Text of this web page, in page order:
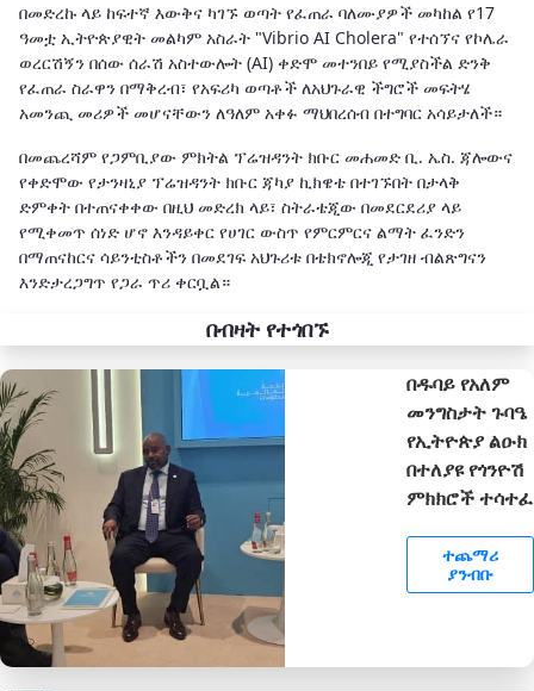
በመድረኩ ላይ ከፍተኛ እውቅና ካገኙ ወጣት የፈጠራ ባለሙያዎች መካከል የ17
ዓመቷ ኢትዮጵያዊት መልካም አስራት "Vibrio AI Cholera" የተሰኘና የኮሌራ
ወረርሽኝን በሰው ሰራሽ አስተውሎት (AI) ቀድሞ መተንበይ የሚያስችል ድንቅ
የፈጠራ ስራዋን በማቅረብ፣ የአፍሪካ ወጣቶች ለአህጉራዊ ችግሮች መፍትሄ
አመንጪ መሪዎች መሆናቸውን ለዓለም አቀፉ ማህበረሰብ በተግባር አሳይታለች።
በመጨረሻም የጋምቢያው ምክትል ፕሬዝዳንት ክቡር መሐመድ ቢ. ኤስ. ጃሎውና
የቀድሞው የታንዛኒያ ፕሬዝዳንት ክቡር ጃካያ ኪክዌቴ በተገኙበት በታላቅ
ድምቀት በተጠናቀቀው በዚህ መድረክ ላይ፣ ስትራቴጂው በመደርደሪያ ላይ
የሚቀመጥ ሰነድ ሆኖ እንዳይቀር የሀገር ውስጥ የምርምርና ልማት ፈንድን
በማጠናከርና ሳይንቲስቶችን በመደገፍ አህጉሪቱ በቴክኖሎጂ የታገዘ ብልጽግናን
እንድታረጋግጥ የጋራ ጥሪ ቀርቧል።
በብዛት የተጎበኙ
በዱባይ የአለም
መንግስታት ጉባዔ
የኢትዮጵያ ልዑክ
በተለያዩ የጎንዮሽ
ምክክሮች ተሳተፈ
ተጨማሪ
ያንብቡ